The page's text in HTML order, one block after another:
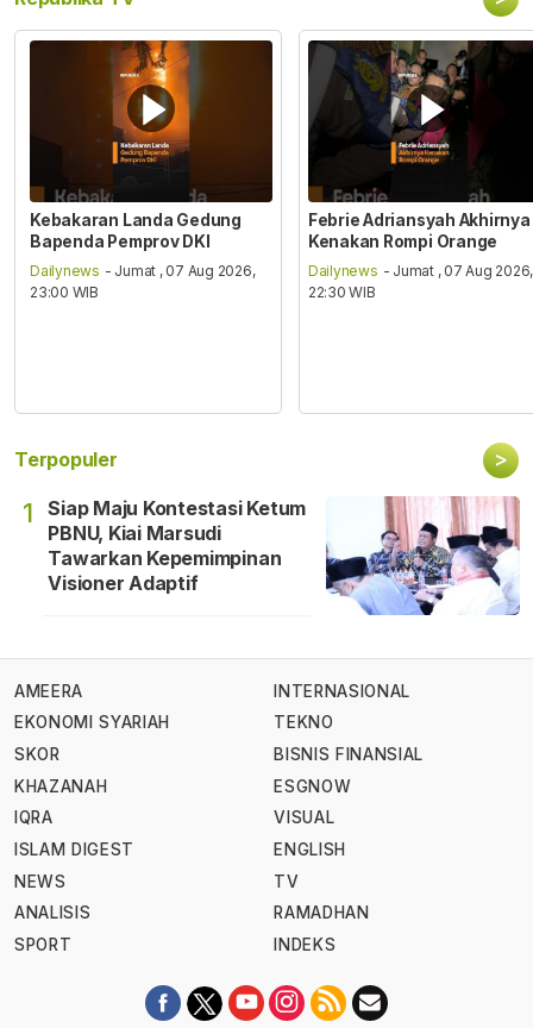
Kebakaran Landa Gedung
Bapenda Pemprov DKI
Dailynews - Jumat , 07 Aug 2026,
23:00 WIB
Febrie Adriansyah Akhirnya
Kenakan Rompi Orange
Dailynews - Jumat , 07 Aug 2026,
22:30 WIB
Terpopuler >
1
Siap Maju Kontestasi Ketum
PBNU, Kiai Marsudi
Tawarkan Kepemimpinan
Visioner Adaptif
AMEERA
EKONOMI SYARIAH
SKOR
KHAZANAH
IQRA
ISLAM DIGEST
NEWS
ANALISIS
SPORT
INTERNASIONAL
TEKNO
BISNIS FINANSIAL
ESGNOW
VISUAL
ENGLISH
TV
RAMADHAN
INDEKS